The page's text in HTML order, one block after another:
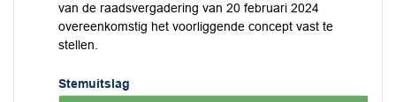
van de raadsvergadering van 20 februari 2024
overeenkomstig het voorliggende concept vast te
stellen.
Stemuitslag